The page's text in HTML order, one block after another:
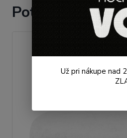
Poťah froté na
Už pri nákupe nad